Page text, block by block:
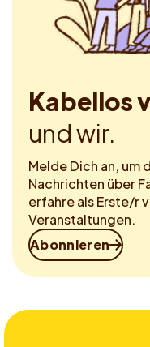
Kabellos
und wir.
Melde Dich an, um
Nachrichten über
erfahre als Erste/r
Veranstaltungen.
Abonnieren